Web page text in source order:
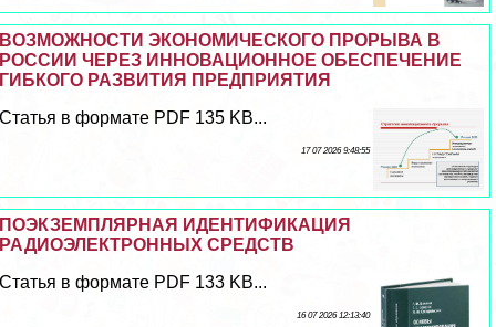
ВОЗМОЖНОСТИ ЭКОНОМИЧЕСКОГО ПРОРЫВА В
РОССИИ ЧЕРЕЗ ИННОВАЦИОННОЕ ОБЕСПЕЧЕНИЕ
ГИБКОГО РАЗВИТИЯ ПРЕДПРИЯТИЯ
Статья в формате PDF 135 KB...
17 07 2026 9:48:55
ПОЭКЗЕМПЛЯРНАЯ ИДЕНТИФИКАЦИЯ
РАДИОЭЛЕКТРОННЫХ СРЕДСТВ
Статья в формате PDF 133 KB...
16 07 2026 12:13:40